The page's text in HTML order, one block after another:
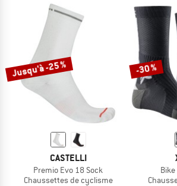
Jusqu'à -25 %
CASTELLI
Premio Evo 18 Sock
Chaussettes de cyclisme
-30 %